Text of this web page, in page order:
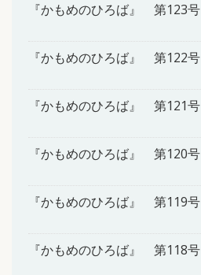
『かもめのひろば』 第123号
『かもめのひろば』 第122号
『かもめのひろば』 第121号
『かもめのひろば』 第120号
『かもめのひろば』 第119号
『かもめのひろば』 第118号